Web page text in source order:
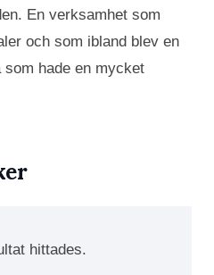
En verksamhet som
och som ibland blev en
hade en mycket
hittades.